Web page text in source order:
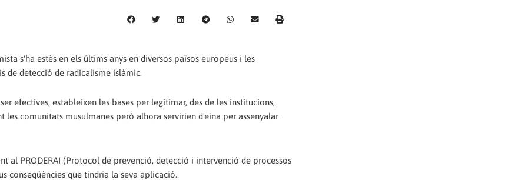
s'ha estès en els últims anys en diversos països europeus i les
de detecció de radicalisme islàmic.
efectives, estableixen les bases per legitimar, des de les institucions,
les comunitats musulmanes però alhora servirien d'eina per assenyalar
al PRODERAI (Protocol de prevenció, detecció i intervenció de processos
conseqüències que tindria la seva aplicació.